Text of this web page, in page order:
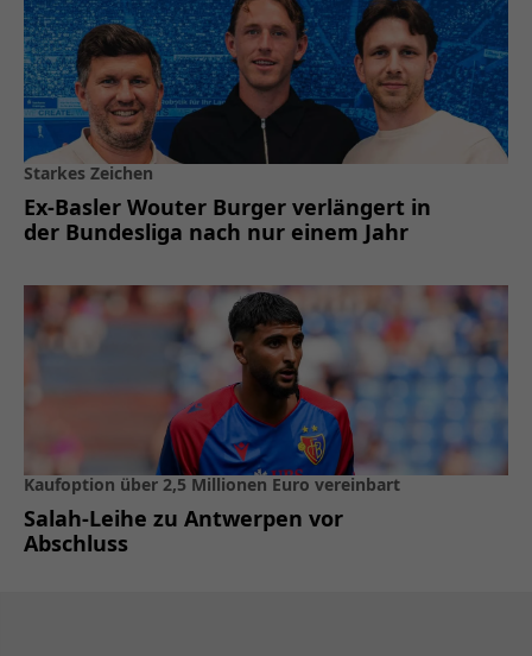
Starkes Zeichen
Ex-Basler Wouter Burger verlängert in
der Bundesliga nach nur einem Jahr
Kaufoption über 2,5 Millionen Euro vereinbart
Salah-Leihe zu Antwerpen vor
Abschluss